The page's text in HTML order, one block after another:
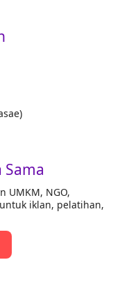
Sama
UMKM, NGO,
iklan, pelatihan,